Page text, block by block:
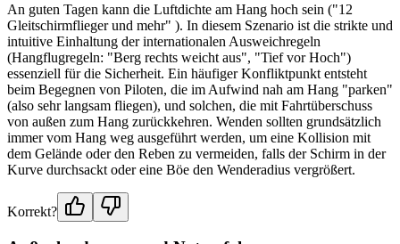
An guten Tagen kann die Luftdichte am Hang hoch sein ("12
Gleitschirmflieger und mehr" ). In diesem Szenario ist die strikte und
intuitive Einhaltung der internationalen Ausweichregeln
(Hangflugregeln: "Berg rechts weicht aus", "Tief vor Hoch")
essenziell für die Sicherheit. Ein häufiger Konfliktpunkt entsteht
beim Begegnen von Piloten, die im Aufwind nah am Hang "parken"
(also sehr langsam fliegen), und solchen, die mit Fahrtüberschuss
von außen zum Hang zurückkehren. Wenden sollten grundsätzlich
immer vom Hang weg ausgeführt werden, um eine Kollision mit
dem Gelände oder den Reben zu vermeiden, falls der Schirm in der
Kurve durchsackt oder eine Böe den Wenderadius vergrößert.
Korrekt?